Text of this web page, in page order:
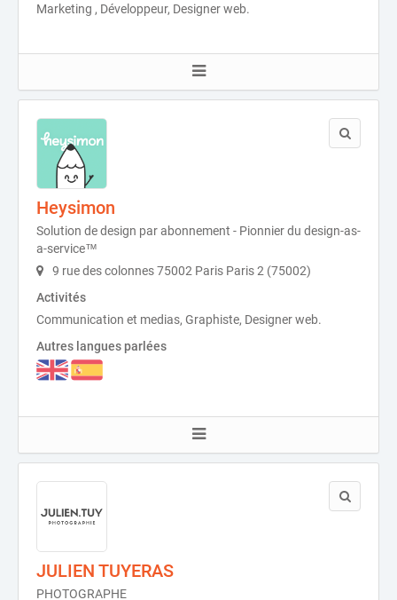
Marketing , Développeur, Designer web.
Heysimon
Solution de design par abonnement - Pionnier du design-as-
a-service™
9 rue des colonnes 75002 Paris Paris 2 (75002)
Activités
Communication et medias, Graphiste, Designer web.
Autres langues parlées
JULIEN TUYERAS
PHOTOGRAPHE